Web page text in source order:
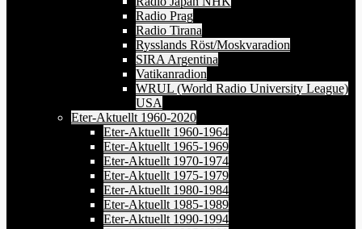
Radio Prag
Radio Tirana
Rysslands Röst/Moskvaradion
SIRA Argentina
Vatikanradion
WRUL (World Radio University League)
USA
Eter-Aktuellt 1960-2020
Eter-Aktuellt 1960-1964
Eter-Aktuellt 1965-1969
Eter-Aktuellt 1970-1974
Eter-Aktuellt 1975-1979
Eter-Aktuellt 1980-1984
Eter-Aktuellt 1985-1989
Eter-Aktuellt 1990-1994